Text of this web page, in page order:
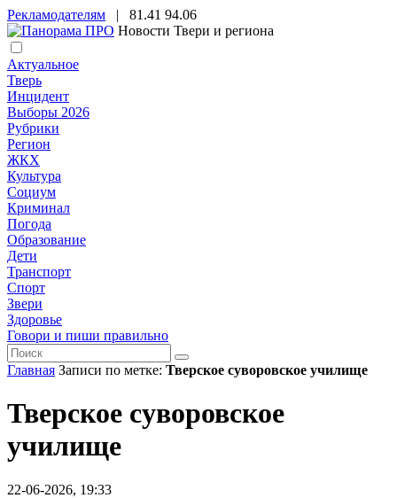
Рекламодателям | 81.41 94.06
Новости Твери и региона
Актуальное
Тверь
Инцидент
Выборы 2026
Рубрики
Регион
ЖКХ
Культура
Социум
Криминал
Погода
Образование
Дети
Транспорт
Спорт
Звери
Здоровье
Говори и пиши правильно
Главная Записи по метке: Тверское суворовское училище
Тверское суворовское
училище
22-06-2026, 19:33